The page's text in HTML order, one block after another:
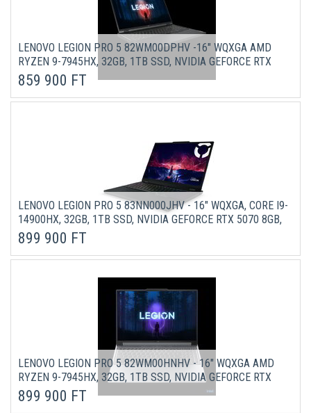
LENOVO LEGION PRO 5 82WM00DPHV -16" WQXGA AMD
RYZEN 9-7945HX, 32GB, 1TB SSD, NVIDIA GEFORCE RTX
4070 8GB, DOS - ONYX SZÜRKE LAPTOP 3 ÉV GARANCIÁVAL
859 900 FT
LENOVO LEGION PRO 5 83NN000JHV - 16" WQXGA, CORE I9-
14900HX, 32GB, 1TB SSD, NVIDIA GEFORCE RTX 5070 8GB,
DOS - FEKETE GAMER LAPTOP 3 ÉV GARANCIÁVAL
899 900 FT
LENOVO LEGION PRO 5 82WM00HNHV - 16" WQXGA AMD
RYZEN 9-7945HX, 32GB, 1TB SSD, NVIDIA GEFORCE RTX
4070 8GB, MICROSOFT WINDOWS 11 HOME - ONYX SZÜRKE
LAPTOP 3 ÉV GARANCIÁVAL
899 900 FT